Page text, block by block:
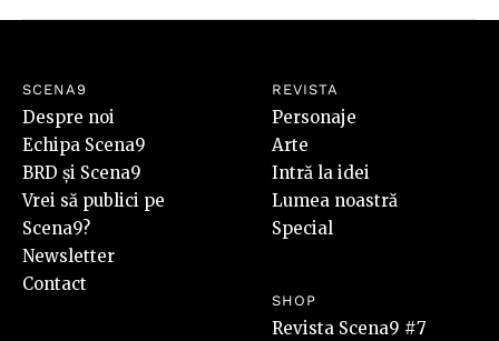
SCENA9
Despre noi
Echipa Scena9
BRD și Scena9
Vrei să publici pe
Scena9?
Newsletter
Contact
REVISTA
Personaje
Arte
Intră la idei
Lumea noastră
Special
SHOP
Revista Scena9 #7